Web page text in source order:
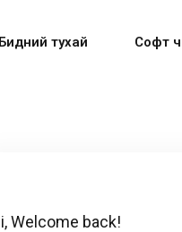
тухай Софт
Welcome back!